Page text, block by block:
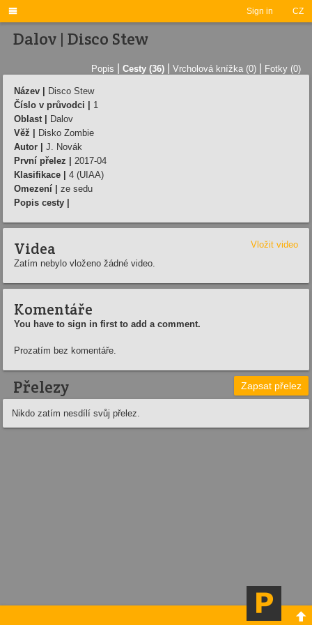
Sign in CZ

Dalov | Disco Stew
Popis Cesty (36) Vrcholová knížka (0) Fotky (0)
Název |
Disco Stew
Číslo v průvodci |
1
Oblast |
Dalov
Věž |
Disko Zombie
Autor |
J. Novák
První přelez |
2017-04
Klasifikace |
4 (UIAA)
Omezení |
ze sedu
Popis cesty |
Videa
Vložit video
Zatím nebylo vloženo žádné video.
Komentáře
You have to sign in first to add a comment.
Prozatím bez komentáře.
Přelezy Zapsat přelez
Nikdo zatím nesdílí svůj přelez.
